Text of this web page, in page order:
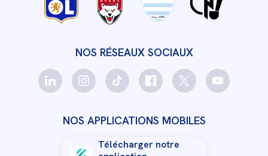
NOS RÉSEAUX SOCIAUX
NOS APPLICATIONS MOBILES
Télécharger notre